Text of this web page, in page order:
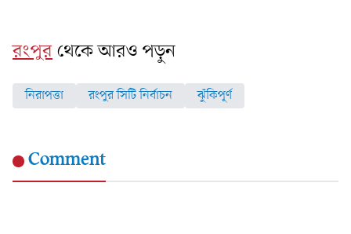
রংপুরথেকে আরও পড়ুন
নিরাপত্তা রংপুর সিটি নির্বাচন ঝুঁকিপূর্ণ
Comment